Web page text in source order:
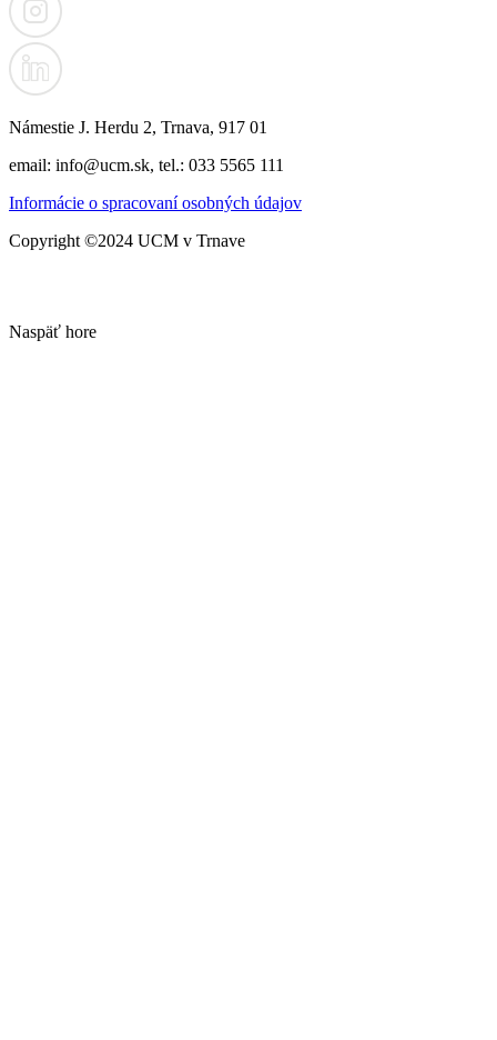
Námestie J. Herdu 2, Trnava, 917 01
email: info@ucm.sk, tel.: 033 5565 111
Informácie o spracovaní osobných údajov
Copyright ©2024 UCM v Trnave
Naspäť hore